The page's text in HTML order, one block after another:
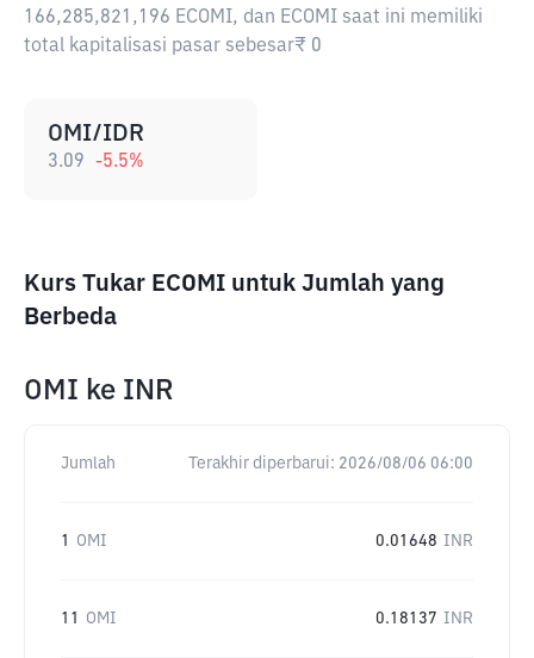
166,285,821,196 ECOMI, dan ECOMI saat ini memiliki
total kapitalisasi pasar sebesar₹ 0
OMI/IDR
3.09 -5.5%
Kurs Tukar ECOMI untuk Jumlah yang
Berbeda
OMI ke INR
Jumlah Terakhir diperbarui: 2026/08/06 06:00
1 OMI 0.01648 INR
11 OMI 0.18137 INR